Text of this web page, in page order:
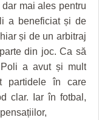
mai ales pentru
a beneficiat și de
și de un arbitraj
din joc. Ca să
a avut și mult
partidele în care
clar. Iar în fotbal,